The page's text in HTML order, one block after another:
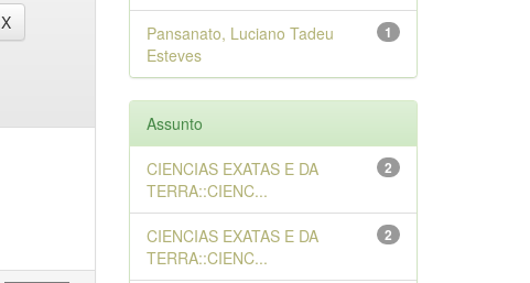
1
Pansanato, Luciano Tadeu
Esteves
Assunto
2
CIENCIAS EXATAS E DA
TERRA::CIENC...
2
CIENCIAS EXATAS E DA
TERRA::CIENC...